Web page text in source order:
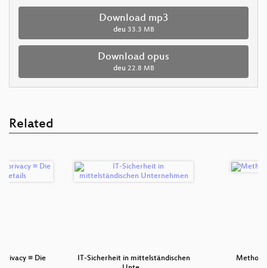
Download mp3
deu 33.3 MB
Download opus
deu 22.8 MB
Related
≡ Die
IT-Sicherheit in mittelständischen